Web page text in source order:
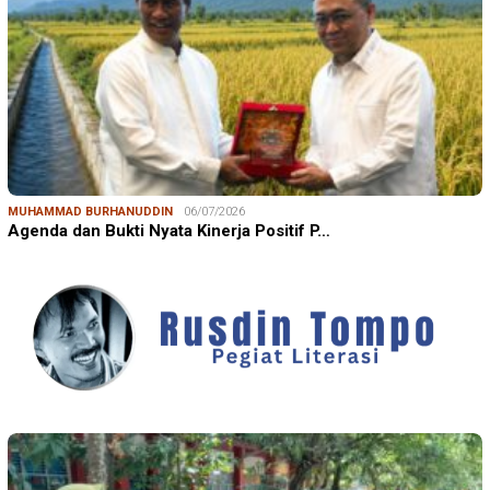
MUHAMMAD BURHANUDDIN 06/07/2026
Agenda dan Bukti Nyata Kinerja Positif P…